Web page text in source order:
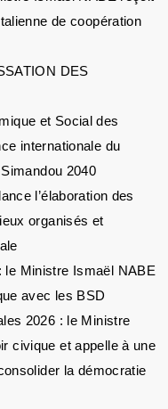
de coopération
DES
et Social des
internationale du
2040
l’élaboration des
organisés et
le Ministre Ismaël NABE
avec les BSD
2026 : le Ministre
civique et appelle à une
la démocratie